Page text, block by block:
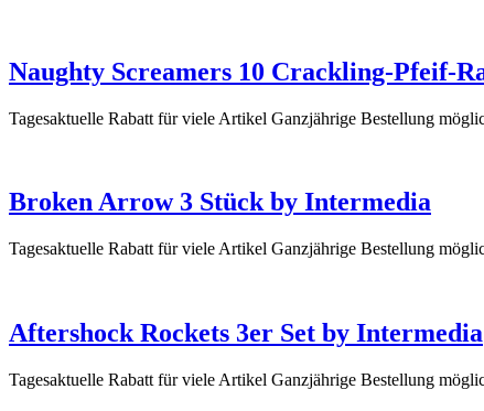
Naughty Screamers 10 Crackling-Pfeif-
Tagesaktuelle Rabatt für viele Artikel Ganzjährige Bestellung
Broken Arrow 3 Stück by Intermedia
Tagesaktuelle Rabatt für viele Artikel Ganzjährige Bestellung
Aftershock Rockets 3er Set by Intermedia
Tagesaktuelle Rabatt für viele Artikel Ganzjährige Bestellung